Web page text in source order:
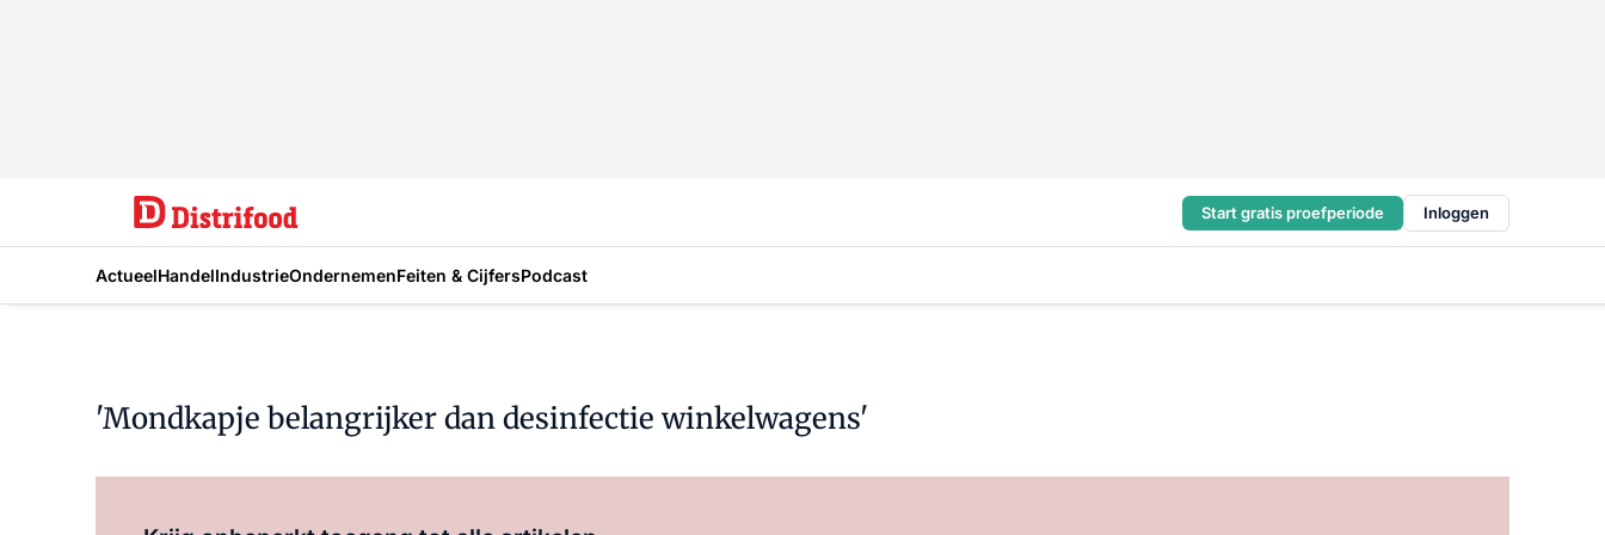
Start gratis proefperiode Inloggen
ActueelHandelIndustrieOndernemenFeiten & CijfersPodcast
'Mondkapje belangrijker dan desinfectie winkelwagens'